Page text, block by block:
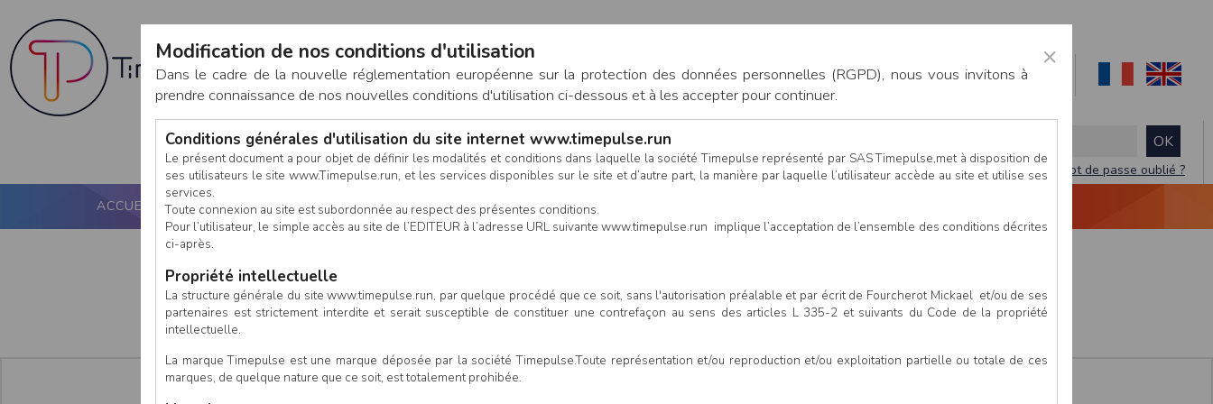
CONNEXION
Mot de passe oublié ?
ACCUEIL PUCE ACTIVE NOS SERVICES CALENDRIER RÉSULTATS
Créer votre compte
×
Modification de nos conditions d'utilisation
Dans le cadre de la nouvelle réglementation européenne sur la protection des données personnelles (RGPD), nous vous invitons à
prendre connaissance de nos nouvelles conditions d'utilisation ci-dessous et à les accepter pour continuer.
Conditions générales d'utilisation du site internet www.timepulse.run
Le présent document a pour objet de définir les modalités et conditions dans laquelle la société Timepulse représenté par SAS Timepulse,met à disposition de
ses utilisateurs le site www.Timepulse.run, et les services disponibles sur le site et d’autre part, la manière par laquelle l’utilisateur accède au site et utilise ses
services.
Toute connexion au site est subordonnée au respect des présentes conditions.
Pour l’utilisateur, le simple accès au site de l’EDITEUR à l’adresse URL suivante www.timepulse.run implique l’acceptation de l’ensemble des conditions décrites
ci-après.
Propriété intellectuelle
La structure générale du site www.timepulse.run, par quelque procédé que ce soit, sans l'autorisation préalable et par écrit de Fourcherot Mickael et/ou de ses
partenaires est strictement interdite et serait susceptible de constituer une contrefaçon au sens des articles L 335-2 et suivants du Code de la propriété
intellectuelle.
La marque Timepulse est une marque déposée par la société Timepulse.Toute représentation et/ou reproduction et/ou exploitation partielle ou totale de ces
marques, de quelque nature que ce soit, est totalement prohibée.